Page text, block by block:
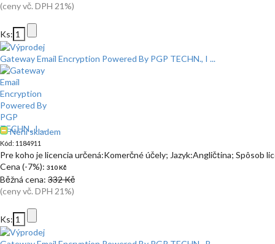
(ceny vč. DPH 21%)
Ks:
Gateway Email Encryption Powered By PGP TECHN., I ...
Není skladem
Kód: 1184911
Pre koho je licencia určená:Komerčné účely; Jazyk:Angličtina; Spôsob
Cena (-7%): 310 Kč
Běžná cena: 332 Kč
(ceny vč. DPH 21%)
Ks: